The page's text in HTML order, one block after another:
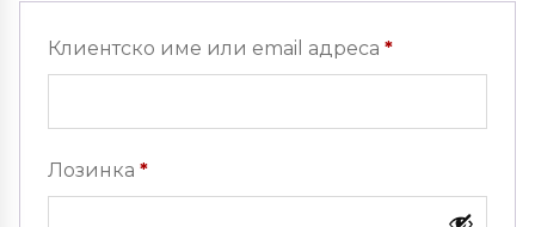
Клиентско име или email адреса *
Лозинка *Задолжително